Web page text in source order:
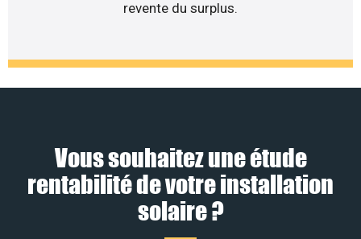
revente du surplus.
Vous souhaitez une étude
rentabilité de votre installation
solaire ?